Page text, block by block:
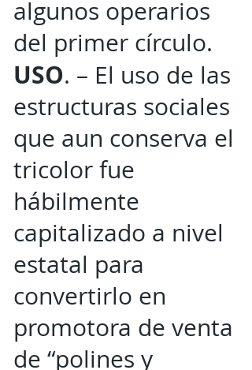
algunos operarios
del primer círculo.
USO. – El uso de las
estructuras sociales
que aun conserva el
tricolor fue
hábilmente
capitalizado a nivel
estatal para
convertirlo en
promotora de venta
de “polines y